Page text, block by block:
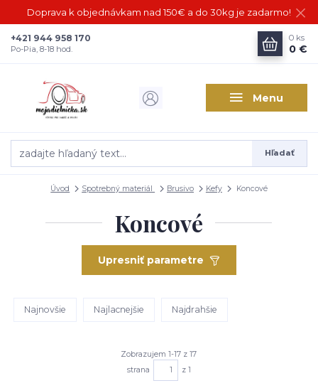
Doprava k objednávkam nad 150€ a do 30kg je zadarmo!
Menu
Hľadať
+421 944 958 170
Po-Pia, 8-18 hod.
0 ks
0 €
Úvod Spotrebný materiál Brusivo Kefy Koncové
Koncové
Upresniť parametre
Najnovšie Najlacnejšie Najdrahšie
Zobrazujem 1-17 z 17
strana
z 1